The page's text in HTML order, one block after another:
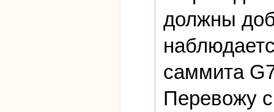
должны
саммита
Перевожу с